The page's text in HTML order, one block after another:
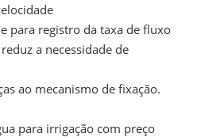
para registro da taxa de fluxo
a necessidade de
ao mecanismo de fixação.
para irrigação com preço